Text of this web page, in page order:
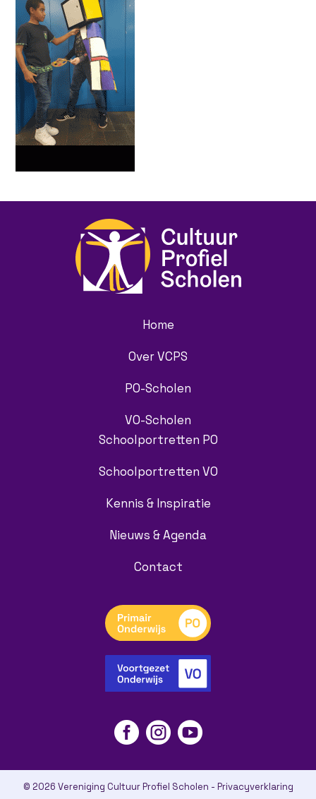
Home
Over VCPS
PO-Scholen
VO-Scholen
Schoolportretten PO
Schoolportretten VO
Kennis & Inspiratie
Nieuws & Agenda
Contact
  
© 2026 Vereniging Cultuur Profiel Scholen - Privacyverklaring